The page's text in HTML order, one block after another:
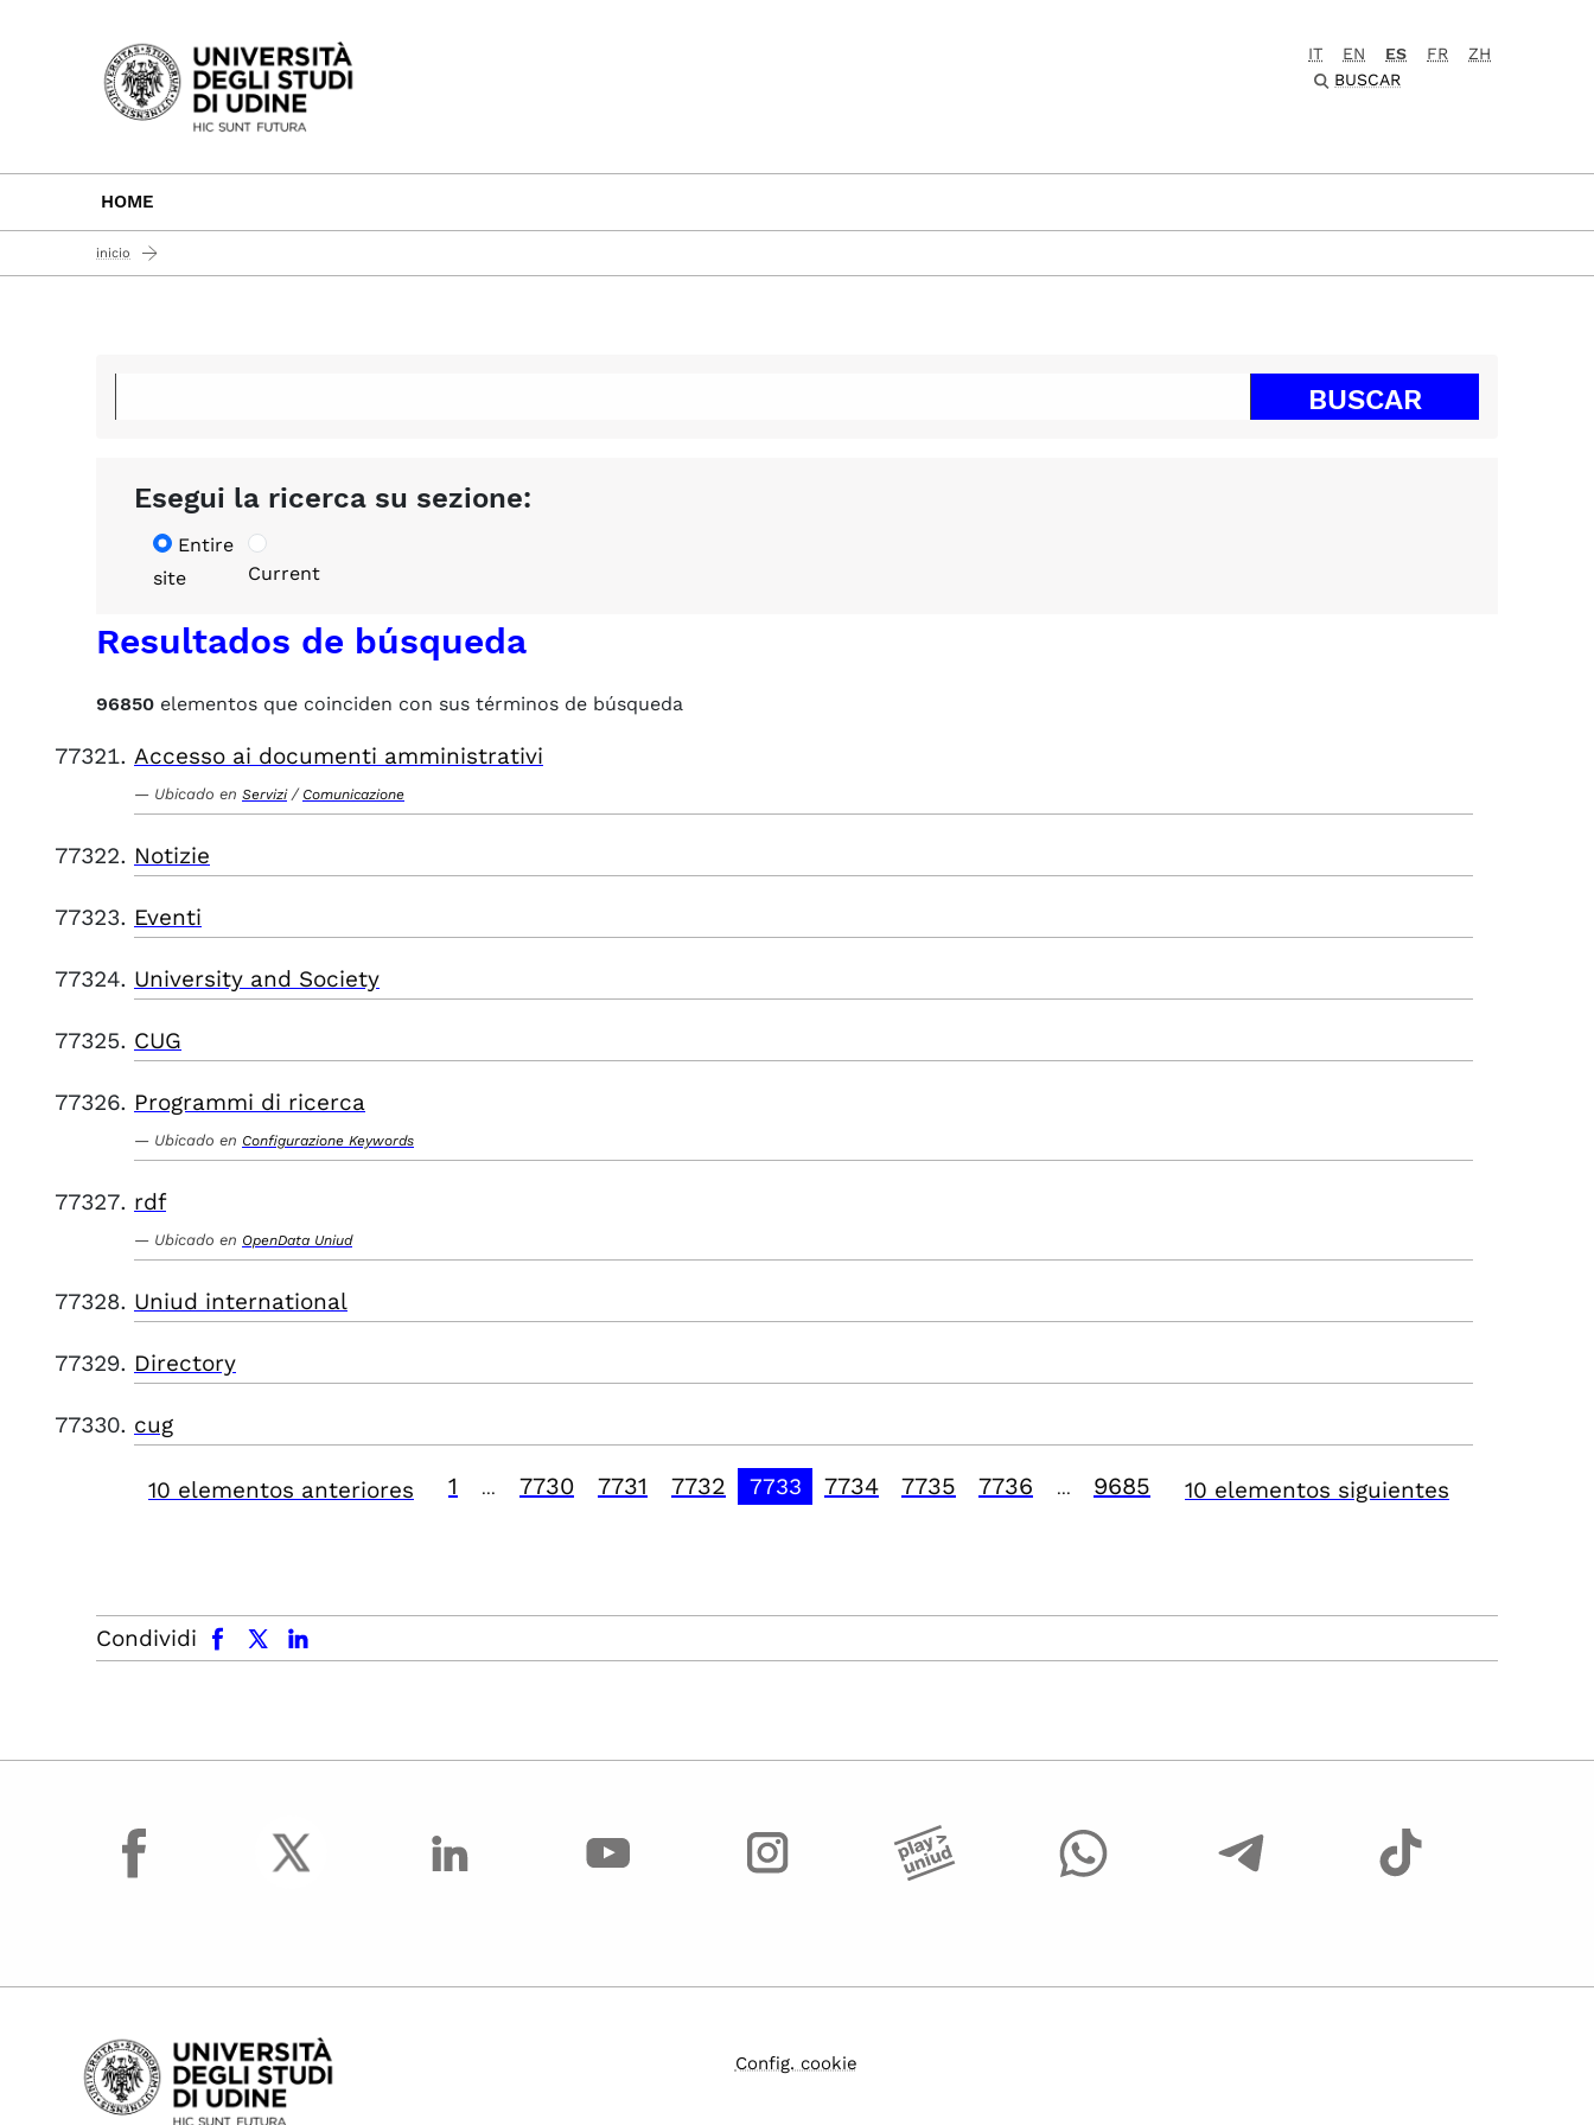
Passa al contenuto principale
IT EN ES FR
ZH
BUSCAR
HOME
inicio
Esegui la ricerca su sezione:
Entire
site
Current
Resultados de búsqueda
96850 elementos que coinciden con sus términos de búsqueda
Accesso ai documenti amministrativi
Ubicado en Servizi / Comunicazione
Notizie
Eventi
University and Society
CUG
Programmi di ricerca
Ubicado en Configurazione Keywords
rdf
Ubicado en OpenData Uniud
Uniud international
Directory
cug
10 elementos anteriores 1 7730 7731 7732 7733 7734 7735 7736 9685 10 elementos siguientes
Condividi
facebook x.com linkedin
facebook
Config. cookie